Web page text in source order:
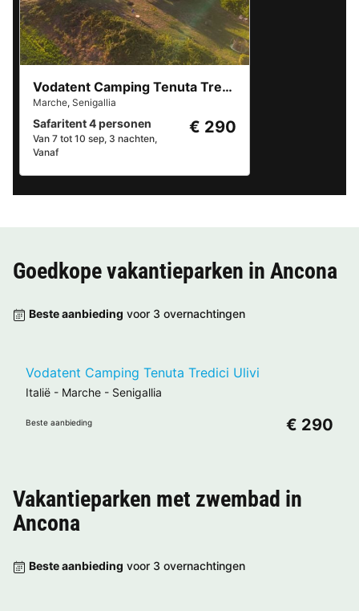
Vodatent Camping Tenuta Tredici Ulivi
Marche, Senigallia
Safaritent 4 personen
Van 7 tot 10 sep, 3 nachten,
Vanaf
€ 290
Goedkope vakantieparken in Ancona
Beste aanbieding voor 3 overnachtingen
Vodatent Camping Tenuta Tredici Ulivi
Italië - Marche - Senigallia
Beste aanbieding € 290
Vakantieparken met zwembad in
Ancona
Beste aanbieding voor 3 overnachtingen